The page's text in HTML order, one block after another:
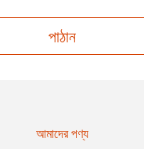
পাঠান
আমাদের পণ্য